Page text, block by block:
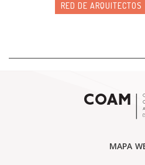
RED DE ARQUITECTOS
MAPA